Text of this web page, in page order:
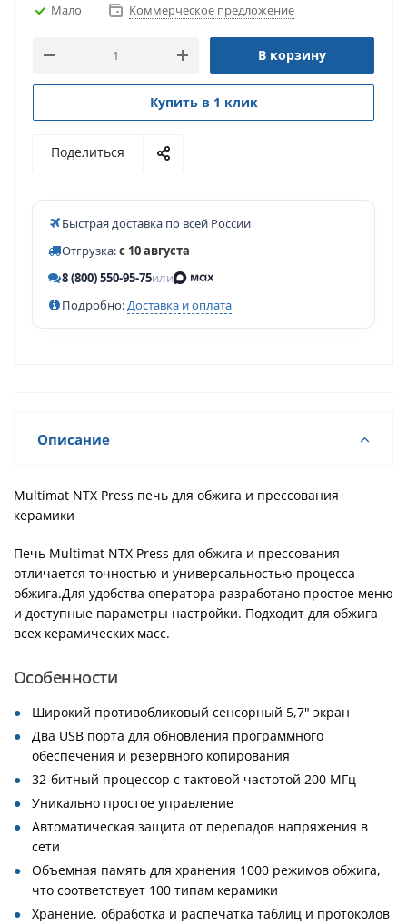
Мало Коммерческое предложение
В корзину
Купить в 1 клик
Поделиться
Быстрая доставка по всей России
Отгрузка:с 10 августа
8 (800) 550-95-75или
Подробно:Доставка и оплата
Описание
Multimat NTX Press печь для обжига и прессования
керамики
Печь Multimat NTX Press для обжига и прессования
отличается точностью и универсальностью процесса
обжига.Для удобства оператора разработано простое меню
и доступные параметры настройки. Подходит для обжига
всех керамических масс.
Особенности
Широкий противобликовый сенсорный 5,7" экран
Два USB порта для обновления программного
обеспечения и резервного копирования
32-битный процессор с тактовой частотой 200 МГц
Уникально простое управление
Автоматическая защита от перепадов напряжения в
сети
Объемная память для хранения 1000 режимов обжига,
что соответствует 100 типам керамики
Хранение, обработка и распечатка таблиц и протоколов